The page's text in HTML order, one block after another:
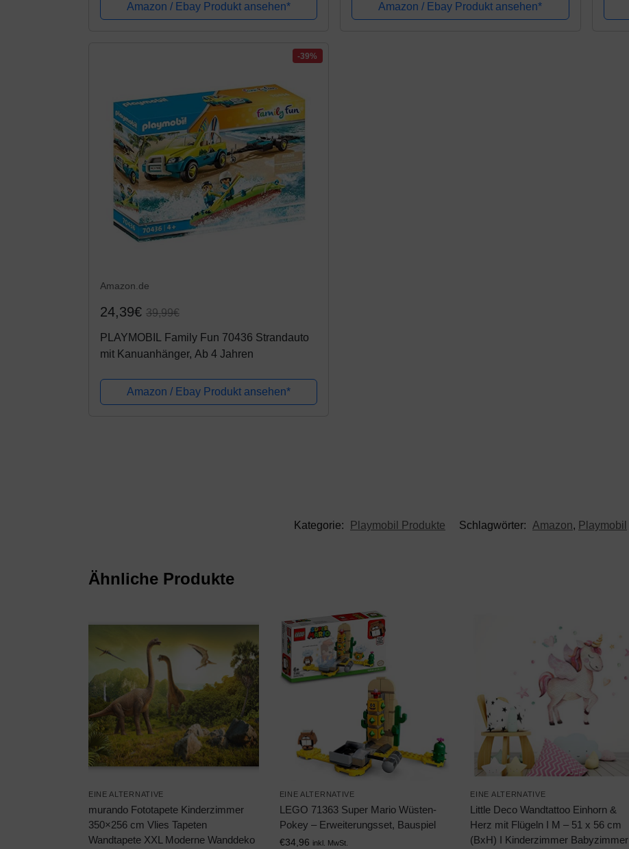
Amazon / Ebay Produkt ansehen* Amazon / Ebay Produkt ansehen*
-39%
Amazon.de
24,39€ 39,99€
PLAYMOBIL Family Fun 70436 Strandauto
mit Kanuanhänger, Ab 4 Jahren
Amazon / Ebay Produkt ansehen*
Kategorie: Playmobil Produkte Schlagwörter: Amazon, Playmobil
Ähnliche Produkte
EINE ALTERNATIVE
murando Fototapete Kinderzimmer
350×256 cm Vlies Tapeten
Wandtapete XXL Moderne Wanddeko
EINE ALTERNATIVE
LEGO 71363 Super Mario Wüsten-
Pokey – Erweiterungsset, Bauspiel
€34,96 inkl. MwSt.
EINE ALTERNATIVE
Little Deco Wandtattoo Einhorn &
Herz mit Flügeln I M – 51 x 56 cm
(BxH) I Kinderzimmer Babyzimmer